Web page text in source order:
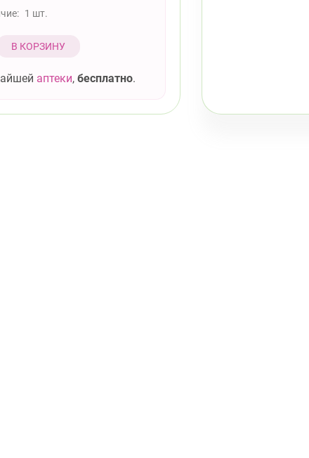
1 шт.
В КОРЗИНУ
аптеки, бесплатно.